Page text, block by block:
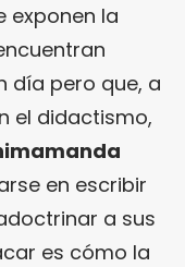
exponen la
día pero que, a
el didactismo,
en escribir
a sus
es cómo la